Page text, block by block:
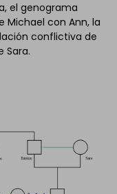
el genograma
Michael con Ann, la
conflictiva de
Sara.